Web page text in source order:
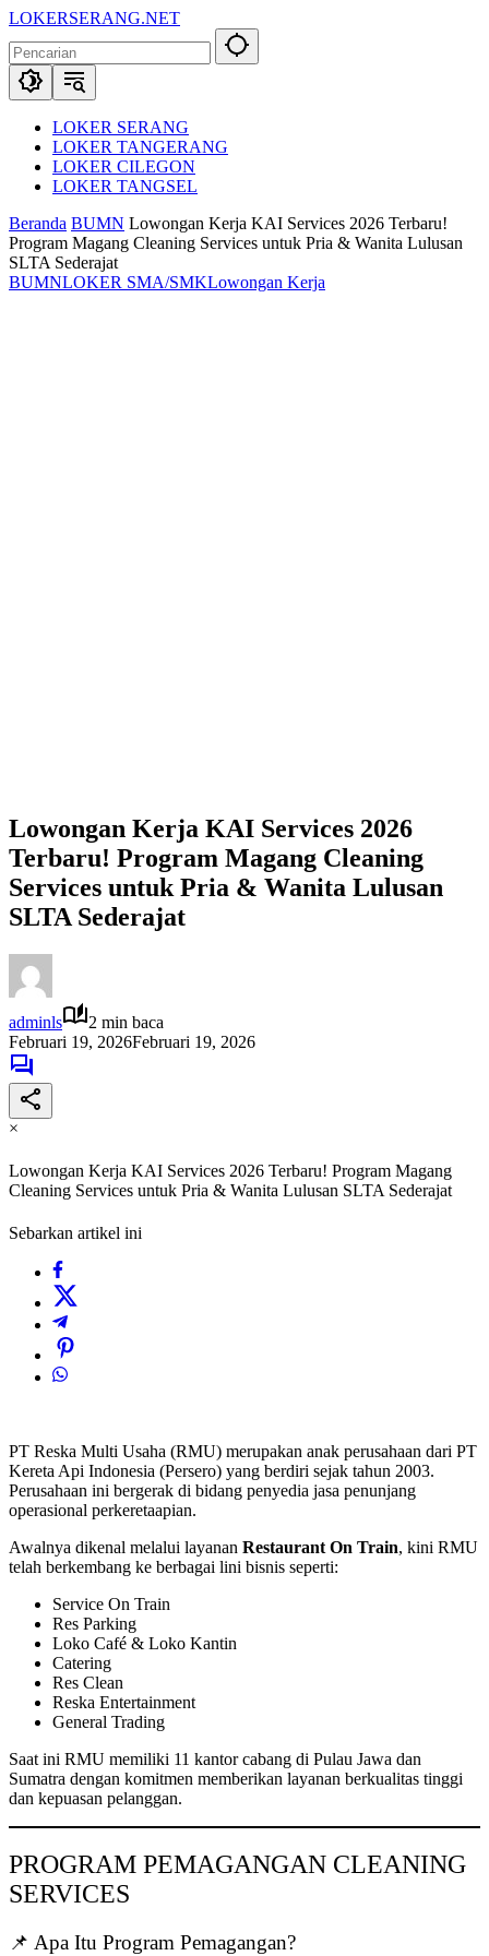
Langsung
konten
LOKERSERANG.NET
Lowongan
Kerja
Serang
SekitarnyaLOKER SERANG
LOKER TANGERANG
LOKER CILEGON
LOKER TANGSEL
Beranda BUMN Lowongan Kerja KAI Services 2026 Terbaru!
Program Magang Cleaning Services untuk Pria & Wanita Lulusan
SLTA Sederajat
BUMNLOKER SMA/SMKLowongan Kerja
Lowongan Kerja KAI Services 2026
Terbaru! Program Magang Cleaning
Services untuk Pria & Wanita Lulusan
SLTA Sederajat
adminls
2 min baca
Februari 19, 2026Februari 19, 2026
×
Lowongan Kerja KAI Services 2026 Terbaru! Program Magang
Cleaning Services untuk Pria & Wanita Lulusan SLTA Sederajat
Sebarkan artikel ini
PT Reska Multi Usaha (RMU) merupakan anak perusahaan dari PT
Kereta Api Indonesia (Persero) yang berdiri sejak tahun 2003.
Perusahaan ini bergerak di bidang penyedia jasa penunjang
operasional perkeretaapian.
Awalnya dikenal melalui layanan Restaurant On Train, kini RMU
telah berkembang ke berbagai lini bisnis seperti:
Service On Train
Res Parking
Loko Café & Loko Kantin
Catering
Res Clean
Reska Entertainment
General Trading
Saat ini RMU memiliki 11 kantor cabang di Pulau Jawa dan
Sumatra dengan komitmen memberikan layanan berkualitas tinggi
dan kepuasan pelanggan.
PROGRAM PEMAGANGAN CLEANING
SERVICES
📌 Apa Itu Program Pemagangan?